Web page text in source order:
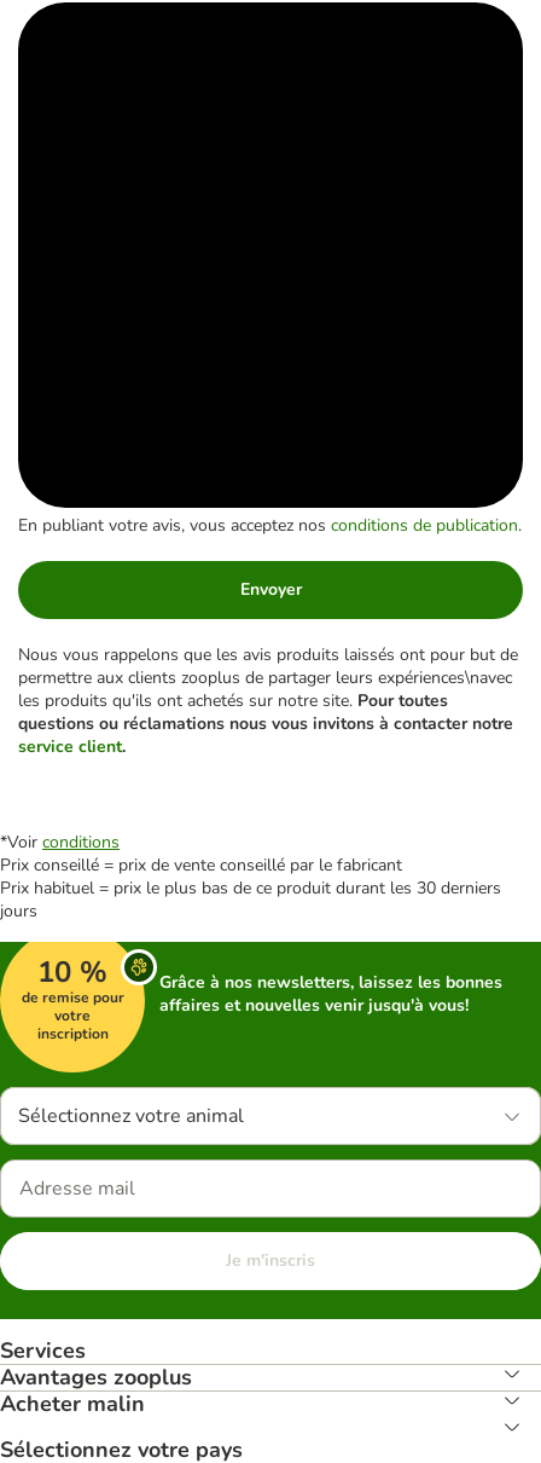
En publiant votre avis, vous acceptez nos conditions de publication.
Envoyer
Nous vous rappelons que les avis produits laissés ont pour but de
permettre aux clients zooplus de partager leurs expériences\navec
les produits qu'ils ont achetés sur notre site. Pour toutes
questions ou réclamations nous vous invitons à contacter notre
service client.
*Voir conditions
Prix conseillé = prix de vente conseillé par le fabricant
Prix habituel = prix le plus bas de ce produit durant les 30 derniers
jours
10 %
de remise pour
votre
inscription
Grâce à nos newsletters, laissez les bonnes
affaires et nouvelles venir jusqu'à vous!
Sélectionnez votre animal
Je m'inscris
Services
Avantages zooplus
Acheter malin
Sélectionnez votre pays